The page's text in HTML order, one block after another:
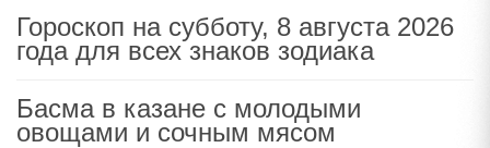
Гороскоп на субботу, 8 августа 2026
года для всех знаков зодиака
Басма в казане с молодыми
овощами и сочным мясом